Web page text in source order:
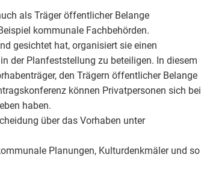
als Träger öffentlicher Belange
kommunale Fachbehörden.
gesichtet hat, organisiert sie einen
der Planfeststellung zu beteiligen. In diesem
den Trägern öffentlicher Belange
können Privatpersonen sich bei
haben.
über das Vorhaben unter
Planungen, Kulturdenkmäler und so